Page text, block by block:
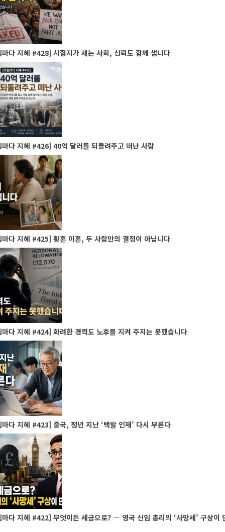
다 지혜 #428] 시험지가 새는 사회, 신뢰도 함께 샙니다
다 지혜 #426] 40억 달러를 되돌려주고 떠난 사람
다 지혜 #425] 황혼 이혼, 두 사람만의 결정이 아닙니다
다 지혜 #424] 화려한 경력도 노후를 지켜 주지는 못했습니다
다 지혜 #423] 중국, 정년 지난 ‘백발 인재’ 다시 부른다
다 지혜 #422] 무엇이든 세금으로? ― 영국 신임 총리의 ‘사망세’ 구상이